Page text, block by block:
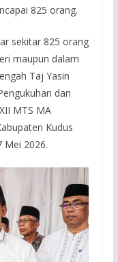
825 orang.
sekitar 825 orang
maupun dalam
Taj Yasin
dan
MTS MA
Kudus
Mei 2026.